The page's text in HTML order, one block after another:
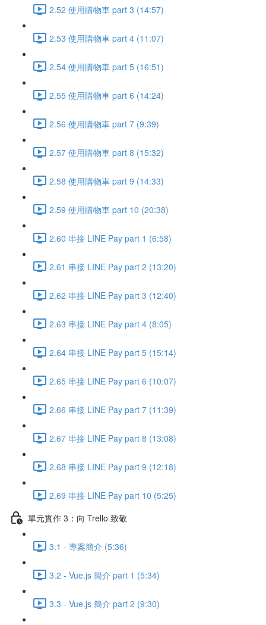
2.52 使用購物車 part 3 (14:57)
2.53 使用購物車 part 4 (11:07)
2.54 使用購物車 part 5 (16:51)
2.55 使用購物車 part 6 (14:24)
2.56 使用購物車 part 7 (9:39)
2.57 使用購物車 part 8 (15:32)
2.58 使用購物車 part 9 (14:33)
2.59 使用購物車 part 10 (20:38)
2.60 串接 LINE Pay part 1 (6:58)
2.61 串接 LINE Pay part 2 (13:20)
2.62 串接 LINE Pay part 3 (12:40)
2.63 串接 LINE Pay part 4 (8:05)
2.64 串接 LINE Pay part 5 (15:14)
2.65 串接 LINE Pay part 6 (10:07)
2.66 串接 LINE Pay part 7 (11:39)
2.67 串接 LINE Pay part 8 (13:08)
2.68 串接 LINE Pay part 9 (12:18)
2.69 串接 LINE Pay part 10 (5:25)
單元實作 3：向 Trello 致敬
3.1 - 專案簡介 (5:36)
3.2 - Vue.js 簡介 part 1 (5:34)
3.3 - Vue.js 簡介 part 2 (9:30)